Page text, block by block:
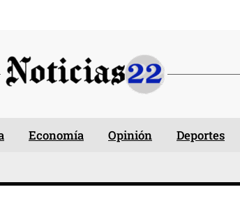
Economía Opinión Deportes